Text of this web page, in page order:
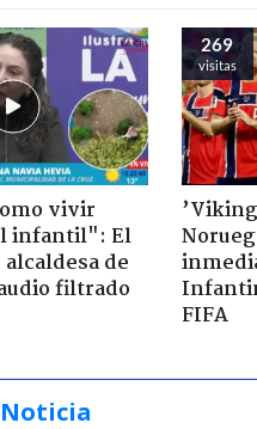
vivir
infantil": El
de
filtrado
269
visitas
FIFA